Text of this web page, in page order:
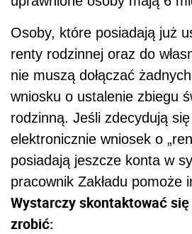
Osoby, które posiadają już
renty rodzinnej oraz do
nie muszą dołączać
wniosku o ustalenie zbiegu
rodzinną. Jeśli zdecydują się
elektronicznie wniosek o
posiadają jeszcze konta w
pracownik Zakładu pomoże
Wystarczy skontaktować
zrobić: